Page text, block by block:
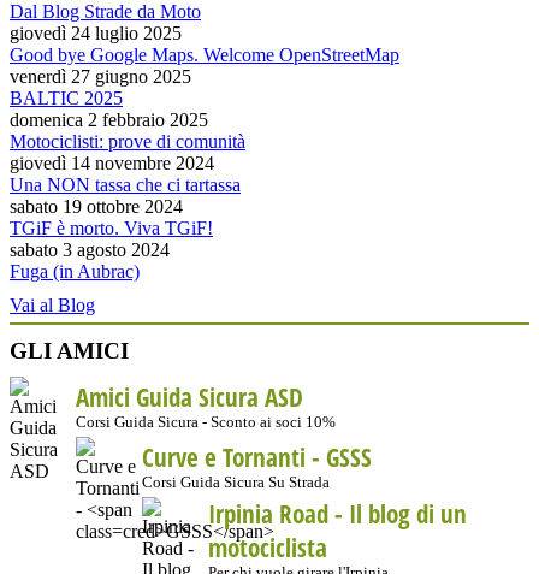
Dal Blog Strade da Moto
giovedì 24 luglio 2025
Good bye Google Maps. Welcome OpenStreetMap
venerdì 27 giugno 2025
BALTIC 2025
domenica 2 febbraio 2025
Motociclisti: prove di comunità
giovedì 14 novembre 2024
Una NON tassa che ci tartassa
sabato 19 ottobre 2024
TGiF è morto. Viva TGiF!
sabato 3 agosto 2024
Fuga (in Aubrac)
Vai al Blog
GLI AMICI
Amici Guida Sicura ASD
Corsi Guida Sicura - Sconto ai soci 10%
Curve e Tornanti - GSSS
Corsi Guida Sicura Su Strada
Irpinia Road - Il blog di un
motociclista